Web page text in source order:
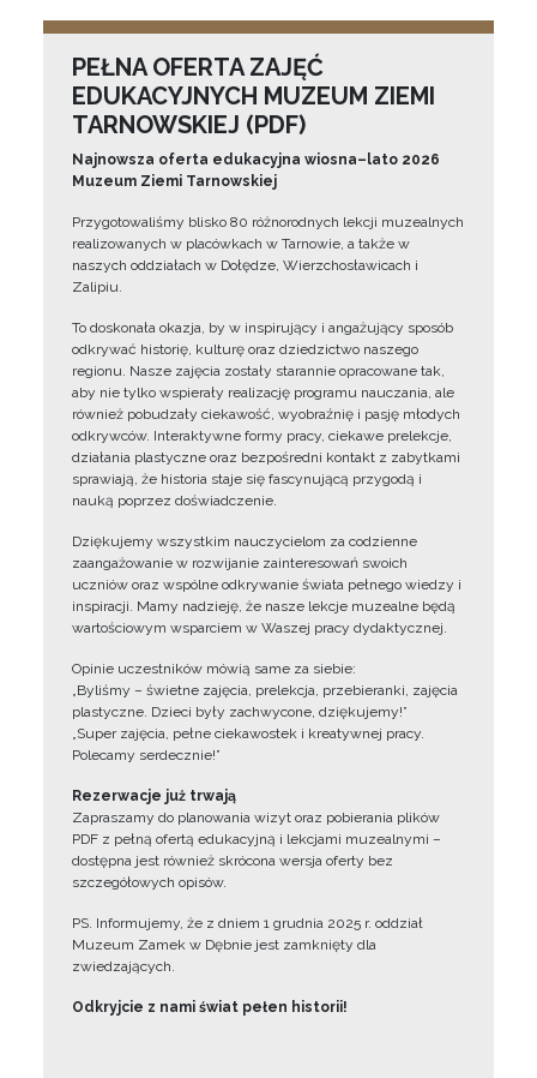
PEŁNA OFERTA ZAJĘĆ
EDUKACYJNYCH MUZEUM ZIEMI
TARNOWSKIEJ (PDF)
Najnowsza oferta edukacyjna wiosna–lato 2026
Muzeum Ziemi Tarnowskiej
Przygotowaliśmy blisko 80 różnorodnych lekcji muzealnych
realizowanych w placówkach w Tarnowie, a także w
naszych oddziałach w Dołędze, Wierzchosławicach i
Zalipiu.
To doskonała okazja, by w inspirujący i angażujący sposób
odkrywać historię, kulturę oraz dziedzictwo naszego
regionu. Nasze zajęcia zostały starannie opracowane tak,
aby nie tylko wspierały realizację programu nauczania, ale
również pobudzały ciekawość, wyobraźnię i pasję młodych
odkrywców. Interaktywne formy pracy, ciekawe prelekcje,
działania plastyczne oraz bezpośredni kontakt z zabytkami
sprawiają, że historia staje się fascynującą przygodą i
nauką poprzez doświadczenie.
Dziękujemy wszystkim nauczycielom za codzienne
zaangażowanie w rozwijanie zainteresowań swoich
uczniów oraz wspólne odkrywanie świata pełnego wiedzy i
inspiracji. Mamy nadzieję, że nasze lekcje muzealne będą
wartościowym wsparciem w Waszej pracy dydaktycznej.
Opinie uczestników mówią same za siebie:
„Byliśmy – świetne zajęcia, prelekcja, przebieranki, zajęcia
plastyczne. Dzieci były zachwycone, dziękujemy!”
„Super zajęcia, pełne ciekawostek i kreatywnej pracy.
Polecamy serdecznie!”
Rezerwacje już trwają
Zapraszamy do planowania wizyt oraz pobierania plików
PDF z pełną ofertą edukacyjną i lekcjami muzealnymi –
dostępna jest również skrócona wersja oferty bez
szczegółowych opisów.
PS. Informujemy, że z dniem 1 grudnia 2025 r. oddział
Muzeum Zamek w Dębnie jest zamknięty dla
zwiedzających.
Odkryjcie z nami świat pełen historii!